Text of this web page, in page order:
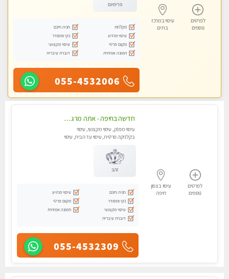
לפרטים
נוספים
עיסוי במרכז
בת ים
פרימיום
מקלחת
חניה חינם
עיסוי מרגיע
נקי ומסודר
מקום פרטי
עיסוי מקצועי
תמונה אמיתית
דוברת עיברית
055-4532006
לפרטים
נוספים
עיסוי בצפון
חיפה
חדשה בחיפה - אתה מרגיש עייף??? זה הזמן להתפנק בעיסוי מקצועי ברמה גבוהה- Highly recommended
עיסוי מפנק, עיסוי מקצועי, עיסוי
בקלניקה פרטית, עיסוי עד הבית, עיסוי
זהב
חניה חינם
עיסוי מרגיע
נקי ומסודר
מקום פרטי
עיסוי מקצועי
תמונה אמיתית
דוברת עיברית
055-4532309